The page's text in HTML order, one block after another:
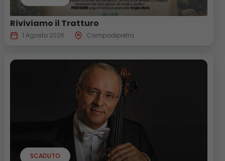
Riviviamo il Tratturo
1 Agosto 2026 Campodipietra
SCADUTO